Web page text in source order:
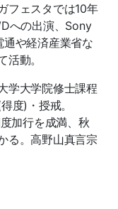
フェスタでは10年
への出演、Sony
や経済産業省な
動。
学大学院修士課程
度)・授戒。
加行を成満、秋
る。高野山真言宗